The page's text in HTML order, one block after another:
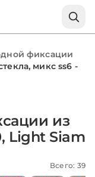
фиксации
микс ss6 -
из
Light Siam
Всего: 39